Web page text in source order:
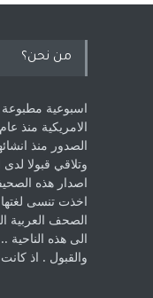
من نحن؟
اسبوعية مطبوعة
الصدور منذ
‏وتلاقي قبولا
اصدار هذه
اخذت ‏تنسى لغتها
الصحف العربية
الى هذه الناحية
والقبول . اذ